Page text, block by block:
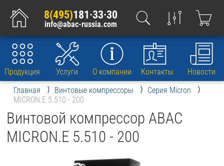
8(495)181·33·30
info@abac-russia.com
Продукция Услуги О компании Контакты
Новости
Главная
Винтовые компрессоры
Серия Micron
MICRON.E 5.510 - 200
Винтовой компрессор ABAC
MICRON.E 5.510 - 200